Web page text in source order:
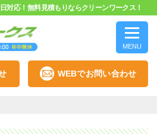
対応！無料見積もりならクリーンワークス！
MENU
WEBでお問い合わせ